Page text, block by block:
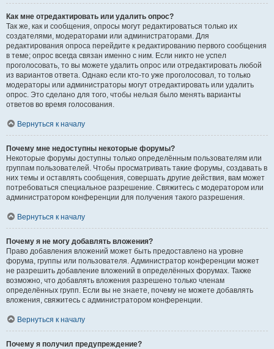
Как мне отредактировать или удалить опрос?
Так же, как и сообщения, опросы могут редактироваться только их
создателями, модераторами или администраторами. Для
редактирования опроса перейдите к редактированию первого сообщения
в теме; опрос всегда связан именно с ним. Если никто не успел
проголосовать, то вы можете удалить опрос или отредактировать любой
из вариантов ответа. Однако если кто-то уже проголосовал, то только
модераторы или администраторы могут отредактировать или удалить
опрос. Это сделано для того, чтобы нельзя было менять варианты
ответов во время голосования.
Вернуться к началу
Почему мне недоступны некоторые форумы?
Некоторые форумы доступны только определённым пользователям или
группам пользователей. Чтобы просматривать такие форумы, создавать в
них темы и оставлять сообщения, совершать другие действия, вам может
потребоваться специальное разрешение. Свяжитесь с модератором или
администратором конференции для получения такого разрешения.
Вернуться к началу
Почему я не могу добавлять вложения?
Право добавления вложений может быть предоставлено на уровне
форума, группы или пользователя. Администратор конференции может
не разрешить добавление вложений в определённых форумах. Также
возможно, что добавлять вложения разрешено только членам
определённых групп. Если вы не знаете, почему не можете добавлять
вложения, свяжитесь с администратором конференции.
Вернуться к началу
Почему я получил предупреждение?